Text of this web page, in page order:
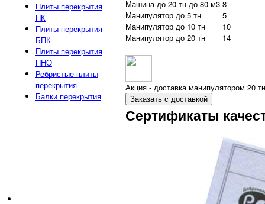
Плиты перекрытия
ПК
Плиты перекрытия
БПК
Плиты перекрытия
ПНО
Ребристые плиты
перекрытия
Балки перекрытия
Машина до 20 тн до 80 м3 8
Манипулятор до 5 тн
5
Манипулятор до 10 тн
10
Манипулятор до 20 тн
14
Акция - доставка манипулятором 20
Заказать с доставкой
Сертификаты